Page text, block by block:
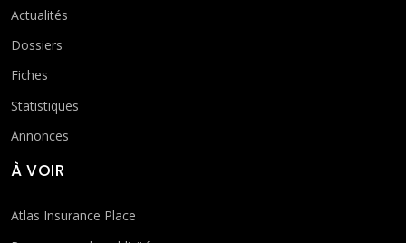
Actualités
Dossiers
Fiches
Statistiques
Annonces
À VOIR
Atlas Insurance Place